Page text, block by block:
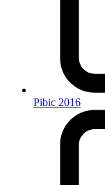
Pibic 2016